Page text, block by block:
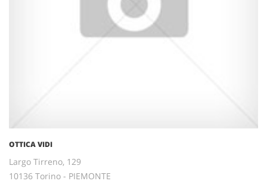
OTTICA VIDI
Largo Tirreno, 129
10136 Torino - PIEMONTE